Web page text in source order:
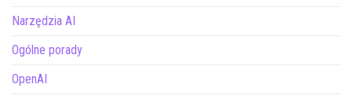
Narzędzia AI
Ogólne porady
OpenAI